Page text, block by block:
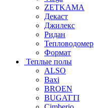
ZETKAMA
Декаст
Джилекс
Ридан
Тепловодомер
Формат
Теплые полы
ALSO
Baxi
BROEN
BUGATTI